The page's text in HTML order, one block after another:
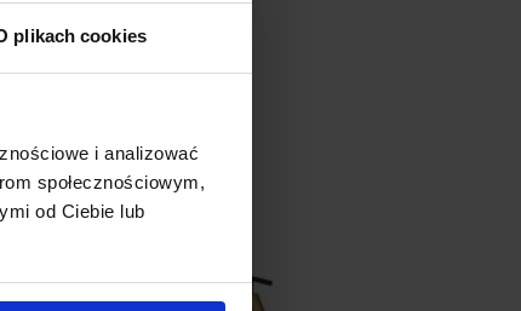
plikach cookies
i analizować
społecznościowym,
od Ciebie lub